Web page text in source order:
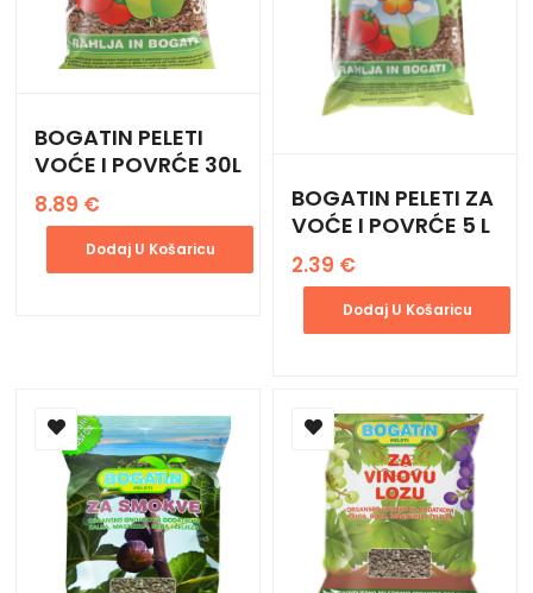
BOGATIN PELETI
VOĆE I POVRĆE 30L
8.89 €
Dodaj U Košaricu
BOGATIN PELETI ZA
VOĆE I POVRĆE 5 L
2.39 €
Dodaj U Košaricu